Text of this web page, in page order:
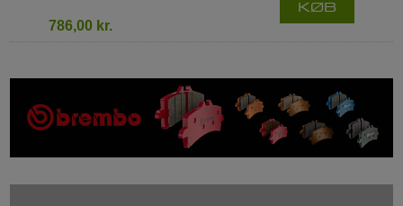
786,00 kr.
KØB